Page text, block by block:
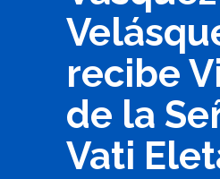
recibe
de la
Vati